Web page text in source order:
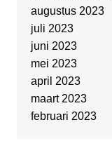
augustus 2023
juli 2023
juni 2023
mei 2023
april 2023
maart 2023
februari 2023